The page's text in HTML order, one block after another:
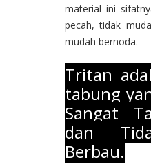
material ini
pecah, tidak
mudah bernoda.
Tritan
tabung
Sangat
dan
Berbau.